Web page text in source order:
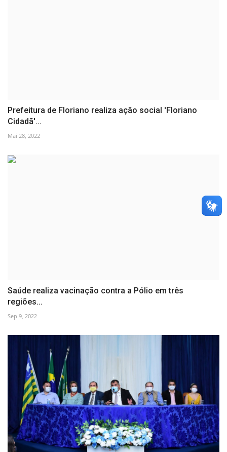
Prefeitura de Floriano realiza ação social 'Floriano
Cidadã'...
Mai 28, 2022
Saúde realiza vacinação contra a Pólio em três
regiões...
Sep 9, 2022